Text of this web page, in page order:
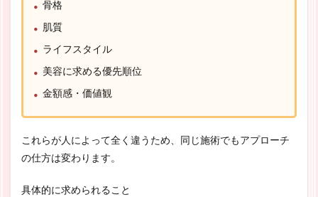
骨格
肌質
ライフスタイル
美容に求める優先順位
金額感・価値観
これらが人によって全く違うため、同じ施術でもアプローチ
の仕方は変わります。
具体的に求められること